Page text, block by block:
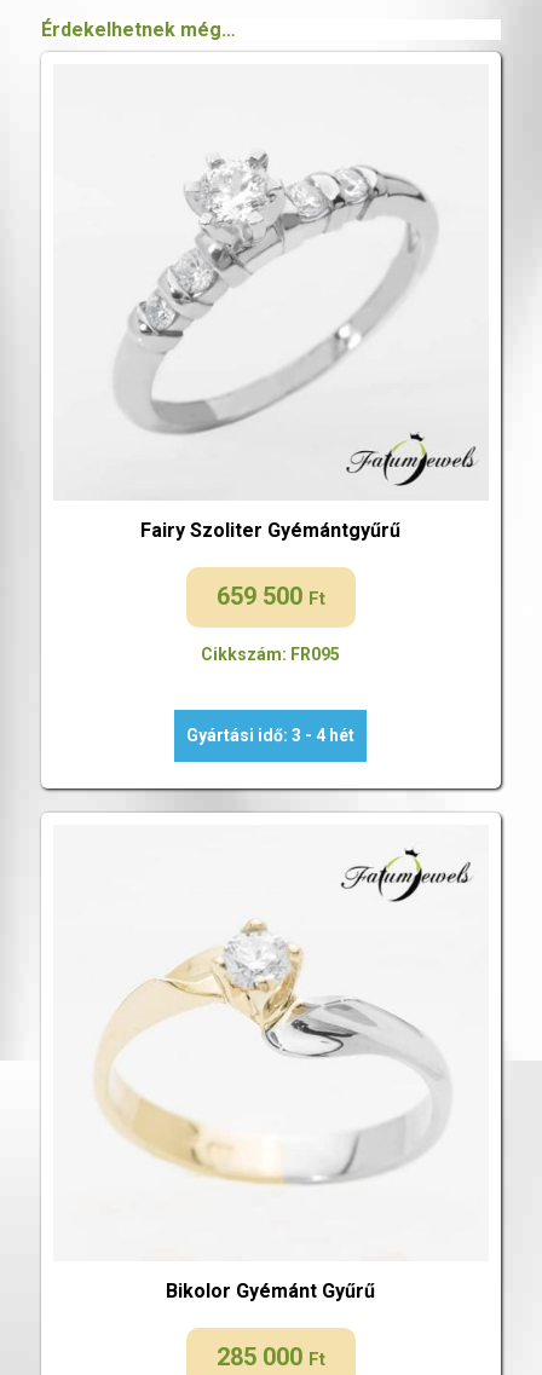
Érdekelhetnek még…
Fairy Szoliter Gyémántgyűrű
659 500 Ft
Cikkszám: FR095
Gyártási idő: 3 - 4 hét
Bikolor Gyémánt Gyűrű
285 000 Ft